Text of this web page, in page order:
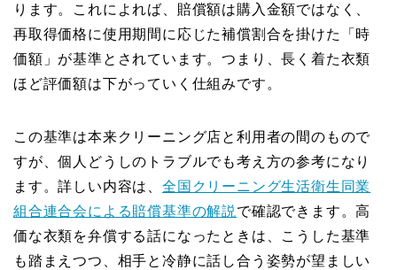
ります。これによれば、賠償額は購入金額ではなく、
再取得価格に使用期間に応じた補償割合を掛けた「時
価額」が基準とされています。つまり、長く着た衣類
ほど評価額は下がっていく仕組みです。
この基準は本来クリーニング店と利用者の間のもので
すが、個人どうしのトラブルでも考え方の参考になり
ます。詳しい内容は、 全国クリーニング生活衛生同業
組合連合会による賠償基準の解説 で確認できます。高
価な衣類を弁償する話になったときは、こうした基準
も踏まえつつ、相手と冷静に話し合う姿勢が望ましい